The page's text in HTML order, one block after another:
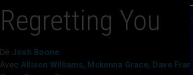
Regretting You
De Josh Boone
Avec Allison Williams, Mckenna Grace, Dave